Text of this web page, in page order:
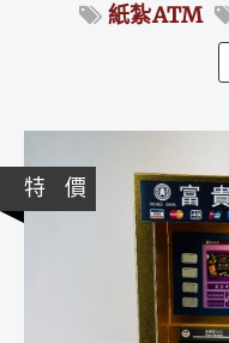
紙紮ATM
特 價